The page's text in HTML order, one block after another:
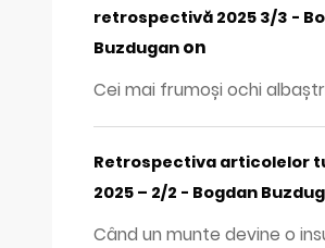
retrospectivă 2025 3/3 -
Buzdugan on
Cei mai frumoși ochi
Retrospectiva articolelor
2025 – 2/2 - Bogdan
Când un munte devine o